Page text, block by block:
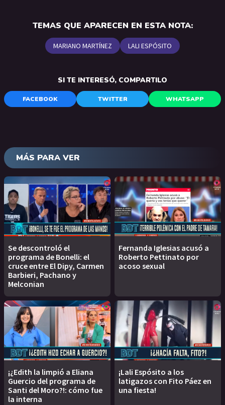
TEMAS QUE APARECEN EN ESTA NOTA:
MARIANO MARTÍNEZ LALI ESPÓSITO
SI TE INTERESÓ, COMPARTILO
FACEBOOK TWITTER WHATSAPP
MÁS PARA VER
Se descontroló el
programa de Bonelli: el
cruce entre El Dipy, Carmen
Barbieri, Pachano y
Melconian
Fernanda Iglesias acusó a
Roberto Pettinato por
acoso sexual
¡¿Edith la limpió a Eliana
Guercio del programa de
Santi del Moro?!: cómo fue
la interna
¡Lali Espósito a los
latigazos con Fito Páez en
una fiesta!